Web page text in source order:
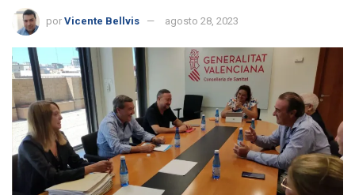
por Vicente Bellvis agosto 28, 2023